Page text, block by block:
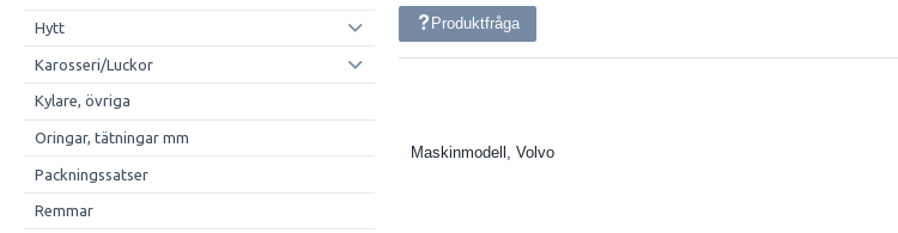
Hytt
Karosseri/Luckor
Kylare, övriga
Oringar, tätningar mm
Packningssatser
Remmar
Produktfråga
Maskinmodell, Volvo